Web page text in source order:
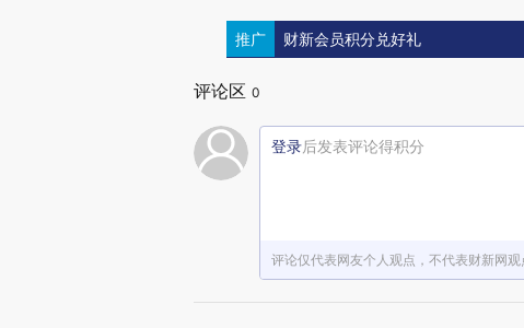
推广 财新会员积分兑好礼
评论区 0
登录后发表评论得积分
评论仅代表网友个人观点，不代表财新网观